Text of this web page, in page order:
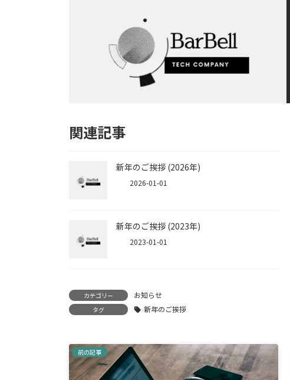
関連記事
新年のご挨拶 (2026年)
2026-01-01
新年のご挨拶 (2023年)
2023-01-01
カテゴリー お知らせ
タグ 新年のご挨拶
前の記事